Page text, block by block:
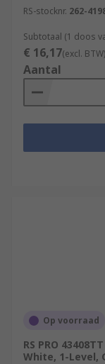
RS-stocknr. 262-
Subtotaal (1 doos
€ 16,17(excl. BTW)
Aantal
Op voorraad
RS PRO
White, 1-Level,